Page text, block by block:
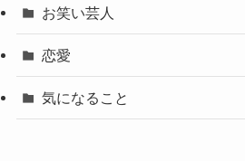
お笑い芸人
恋愛
気になること